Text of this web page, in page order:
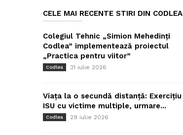
CELE MAI RECENTE STIRI DIN CODLEA
Colegiul Tehnic „Simion Mehedinți
Codlea” implementează proiectul
„Practica pentru viitor”
Codlea 31 iulie 2026
Viața la o secundă distanță: Exercițiu
ISU cu victime multiple, urmare...
Codlea 29 iulie 2026